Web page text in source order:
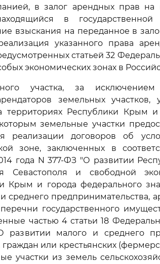
в залог арендных прав на
в
взыскания на переданное в
указанного права
статьей 32
экономических зонах в
участка, за исключением
земельных участков,
территориях Республики Крым и
земельные участки
реализации договоров об
зоне, заключенных в
года N 377-ФЗ "О развитии
Севастополя и свободной
Крым и города федерального
среднего предпринимательства,
государственного
частью 4 статьи 18
малого и среднего
или крестьянских
участки из земель